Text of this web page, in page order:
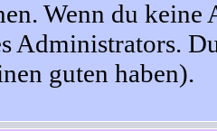
Wenn du keine
Administrators.
guten haben).